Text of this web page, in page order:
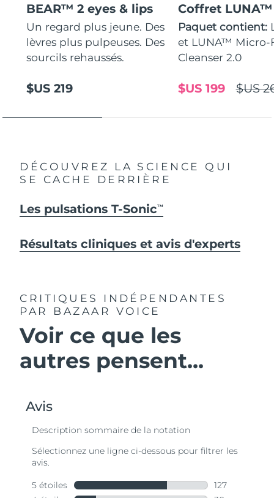
BEAR™ 2 eyes & lips
Un regard plus jeune. Des
lèvres plus pulpeuses. Des
sourcils rehaussés.
$US 219
Coffret
Paquet contient:
et LUNA™ Micro-
Cleanser 2.0
$US
$US 199
DÉCOUVREZ LA SCIENCE QUI
SE CACHE DERRIÈRE
Les pulsations T-SonicTM
Résultats cliniques et avis d'experts
CRITIQUES INDÉPENDANTES
PAR BAZAAR VOICE
Voir ce que les
autres pensent...